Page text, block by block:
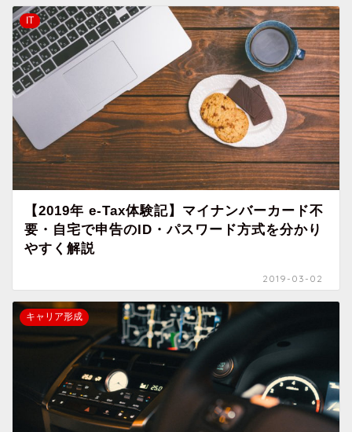
IT
【2019年 e-Tax体験記】マイナンバーカード不
要・自宅で申告のID・パスワード方式を分かり
やすく解説
2019-03-02
キャリア形成